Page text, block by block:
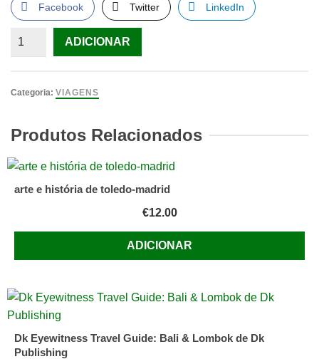
Facebook Twitter LinkedIn
Quantidade
mais
Montanha
ADICIONAR
Categoria: VIAGENS
Produtos Relacionados
arte e história de toledo-madrid
€12.00
ADICIONAR
Dk Eyewitness Travel Guide: Bali & Lombok de Dk
Publishing